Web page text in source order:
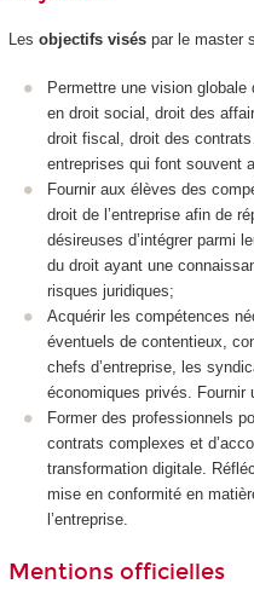
Les objectifs viséspar le master
Permettre une vision globale
en droit social, droit des
droit fiscal, droit des
entreprises qui font souvent
Fournir aux élèves des
droit de l’entreprise afin de
désireuses d’intégrer parmi
du droit ayant une
risques juridiques;
Acquérir les compétences
éventuels de contentieux,
chefs d’entreprise, les
économiques privés. Fournir
Former des professionnels
contrats complexes et
transformation digitale.
mise en conformité en
l’entreprise.
Mentions officielles